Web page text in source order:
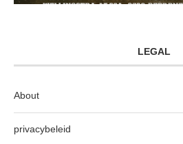
LEGAL
About
privacybeleid